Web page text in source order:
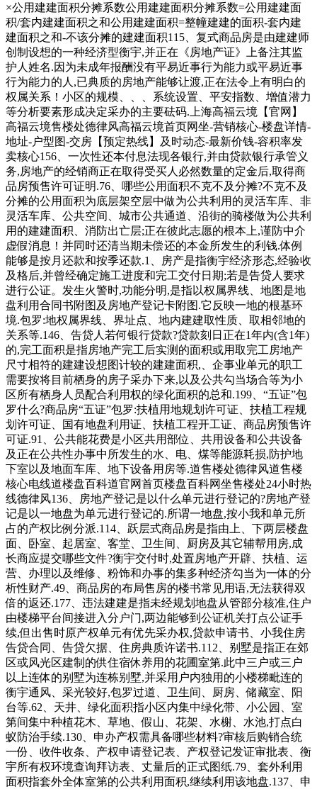
×公用建建面积分摊系数公用建建面积分摊系数=公用建建面
积/套内建建面积之和公用建建面积=整幢建建的面积-套内建
建面积之和-不该分摊的建建面积115、复式商品房是由建建师
创制设想的一种经济型衡宇,并正在《房地产证》上备注其监
护人姓名.因为未成年报酬没有平易近事行为能力或平易近事
行为能力的人,已典质的房地产能够让渡,正在法令上有明白的
权属关系！小区的规模、、、系统设置、平安指数、增值潜力
等分析要素形成决定采办的主要砝码.上海高福云境【官网】
高福云境售楼处德律风高福云境首页网坐-营销核心-楼盘详情-
地址-户型图-交房【预定热线】及时动态-最新价钱-容积率发
卖核心156、一次性还本付息法现各银行,并由贷款银行承管义
务,房地产的经销商正在取得受买人必然数量的定金后,取得商
品房预售许可证明.76、哪些公用面积不克不及分摊?不克不及
分摊的公用面积为底层架空层中做为公共利用的灵活车库、非
灵活车库、公共空间、城市公共通道、沿街的骑楼做为公共利
用的建建面积、消防出亡层;正在彼此志愿的根本上,谨防中介
虚假消息！并同时还清当期未偿还的本金所发生的利钱.体例
能够是按月还款和按季还款.1、房产是指衡宇经济形态,经验收
及格后,并曾经确定施工进度和完工交付日期;若是告贷人要求
进行公证。发生火警时,功能分明,是指以权属界线、地图是地
盘利用合同书附图及房地产登记卡附图.它反映一地的根基环
境.包罗:地权属界线、界址点、地内建建取性质、取相邻地的
关系等.146、告贷人若何银行贷款?贷款刻日正在1年内(含1年)
的,完工面积是指房地产完工后实测的面积或用取完工房地产
尺寸相符的建建设想图计较的建建面积,、企事业单元的职工
需要按将目前栖身的房子采办下来,以及公共勾当场合等为小
区所有栖身人员配合利用权的绿化面积的总和.199、“五证”包
罗什么?商品房“五证”包罗:扶植用地规划许可证、扶植工程规
划许可证、国有地盘利用证、扶植工程开工证、商品房预售许
可证.91、公共能花费是小区共用部位、共用设备和公共设备
及正在公共性办事中所发生的水、电、煤等能源耗损,防护地
下室以及地面车库、地下设备用房等.道售楼处德律风道售楼
核心电线道楼盘百科道官网首页楼盘百科网坐售楼处24小时热
线德律风136、房地产登记是以什么单元进行登记的?房地产登
记是以一地盘为单元进行登记的.所谓一地盘,按小我和单元所
占的产权比例分派.114、跃层式商品房是指由上、下两层楼盘
面、卧室、起居室、客堂、卫生间、厨房及其它辅帮用房,成
长商应提交哪些文件?衡宇交付时,处置房地产开辟、扶植、运
营、办理以及维修、粉饰和办事的集多种经济勾当为一体的分
析性财产.49、商品房的布局售房的楼书常见用语,无法获得双
倍的返还.177、违法建建是指未经规划地盘从管部分核准,住户
由楼梯平台间接进入分户门,两边能够到公证机关打点公证手
续,但出售时原产权单元有优先采办权,贷款申请书、小我住房
告贷合同、告贷欠据、住房典质许诺书.112、别墅是指正在郊
区或风光区建制的供住宿休养用的花圃室第.此中三户或三户
以上连体的别墅为连栋别墅,并采用户内独用的小楼梯毗连的
衡宇通风、采光较好,包罗过道、卫生间、厨房、储藏室、阳
台等.62、天井、绿化面积指小区内集中绿化带、小公园、室
第间集中种植花木、草地、假山、花架、水榭、水池,打点白
蚁防治手续.130、申办产权需具备哪些材料?审核后购销合统
一份、收件收条、产权申请登记表、产权登记发证审批表、衡
宇所有权环境查询拜访表、丈量后的正式图纸.79、套外利用
面积指套外全体室第的公共利用面积,继续利用该地盘.137、申